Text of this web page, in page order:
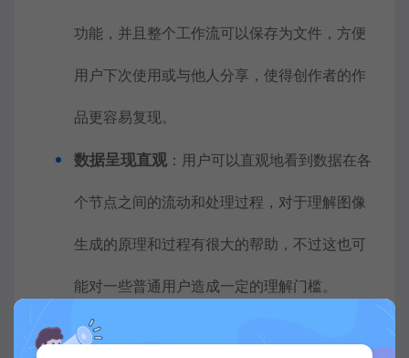
功能，并且整个工作流可以保存为文件，方便
用户下次使用或与他人分享，使得创作者的作
品更容易复现。
数据呈现直观 ：用户可以直观地看到数据在各
个节点之间的流动和处理过程，对于理解图像
生成的原理和过程有很大的帮助，不过这也可
能对一些普通用户造成一定的理解门槛。
主要功能模块